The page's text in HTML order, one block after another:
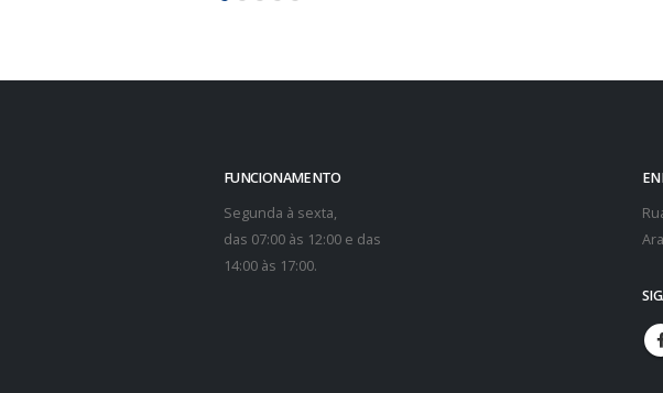
FUNCIONAMENTO
Segunda à sexta,
das 07:00 às 12:00 e das
14:00 às 17:00.